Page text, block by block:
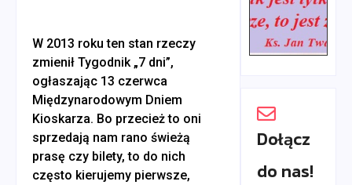
W 2013 roku ten stan rzeczy
zmienił Tygodnik „7 dni”,
ogłaszając 13 czerwca
Międzynarodowym Dniem
Kioskarza. Bo przecież to oni
sprzedają nam rano świeżą
prasę czy bilety, to do nich
często kierujemy pierwsze,
Dołącz
do nas!